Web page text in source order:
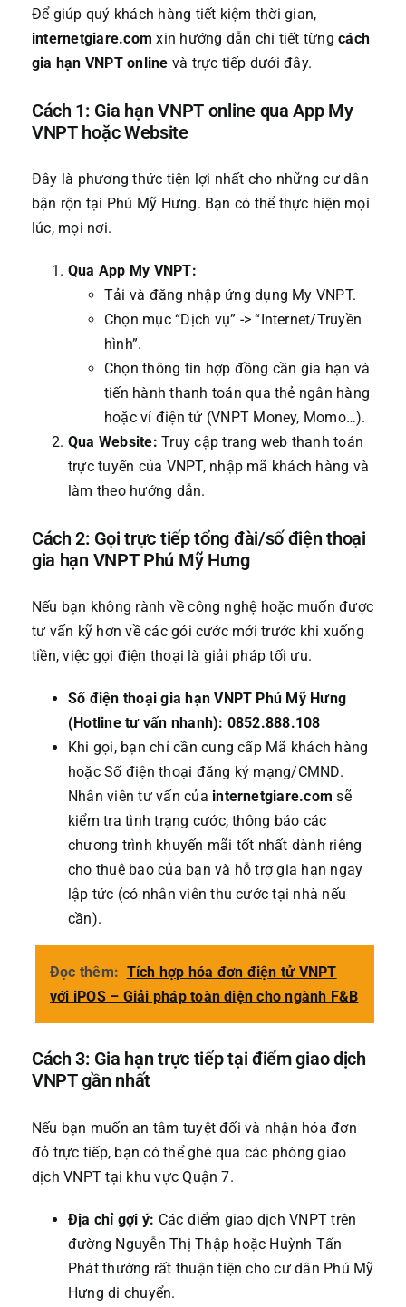
Để giúp quý khách hàng tiết kiệm thời gian,
internetgiare.com xin hướng dẫn chi tiết từngcách
gia hạn VNPT online và trực tiếp dưới đây.
Cách 1: Gia hạn VNPT online qua App My
VNPT hoặc Website
Đây là phương thức tiện lợi nhất cho những cư dân
bận rộn tại Phú Mỹ Hưng. Bạn có thể thực hiện mọi
lúc, mọi nơi.
Qua App My VNPT:
Tải và đăng nhập ứng dụng My VNPT.
Chọn mục “Dịch vụ” -> “Internet/Truyền
hình”.
Chọn thông tin hợp đồng cần gia hạn và
tiến hành thanh toán qua thẻ ngân hàng
hoặc ví điện tử (VNPT Money, Momo…).
Qua Website: Truy cập trang web thanh toán
trực tuyến của VNPT, nhập mã khách hàng và
làm theo hướng dẫn.
Cách 2: Gọi trực tiếp tổng đài/số điện thoại
gia hạn VNPT Phú Mỹ Hưng
Nếu bạn không rành về công nghệ hoặc muốn được
tư vấn kỹ hơn về các gói cước mới trước khi xuống
tiền, việc gọi điện thoại là giải pháp tối ưu.
Số điện thoại gia hạn VNPT Phú Mỹ Hưng
(Hotline tư vấn nhanh): 0852.888.108
Khi gọi, bạn chỉ cần cung cấp Mã khách hàng
hoặc Số điện thoại đăng ký mạng/CMND.
Nhân viên tư vấn của internetgiare.com sẽ
kiểm tra tình trạng cước, thông báo các
chương trình khuyến mãi tốt nhất dành riêng
cho thuê bao của bạn và hỗ trợ gia hạn ngay
lập tức (có nhân viên thu cước tại nhà nếu
cần).
Đọc thêm: Tích hợp hóa đơn điện tử VNPT
với iPOS – Giải pháp toàn diện cho ngành F&B
Cách 3: Gia hạn trực tiếp tại điểm giao dịch
VNPT gần nhất
Nếu bạn muốn an tâm tuyệt đối và nhận hóa đơn
đỏ trực tiếp, bạn có thể ghé qua các phòng giao
dịch VNPT tại khu vực Quận 7.
Địa chỉ gợi ý: Các điểm giao dịch VNPT trên
đường Nguyễn Thị Thập hoặc Huỳnh Tấn
Phát thường rất thuận tiện cho cư dân Phú Mỹ
Hưng di chuyển.